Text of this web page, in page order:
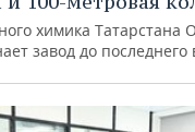
химика Татарстана
завод до последнего